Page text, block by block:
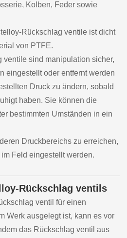
Kolben, Feder sowie
Rückschlag ventile ist dicht
von PTFE.
ventile sind manipulation sicher,
eingestellt oder entfernt werden
Druck zu ändern, sobald
haben. Sie können die
bestimmten Umständen in ein
Druckbereichs zu erreichen,
Feld eingestellt werden.
Rückschlag ventils
ventil für einen
Werk ausgelegt ist, kann es vor
das Rückschlag ventil aus